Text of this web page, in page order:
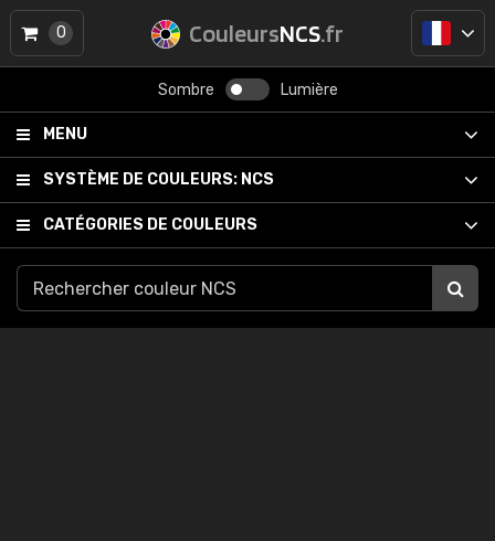
CouleursNCS.fr
Sombre Lumière
MENU
SYSTÈME DE COULEURS: NCS
CATÉGORIES DE COULEURS
0